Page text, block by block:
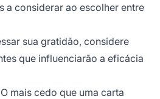
a considerar ao escolher entre
sua gratidão, considere
que influenciarão a eficácia
O mais cedo que uma carta